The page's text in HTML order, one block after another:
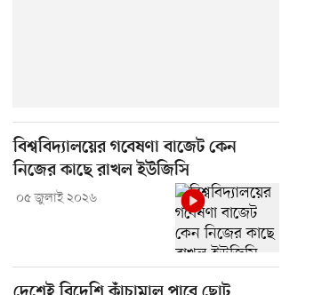
বিশ্ববিদ্যালয়ের গবেষণা বাজেট কেন
নিজের কাছে রাখল ইউজিসি
০৫ জুলাই ২০২৬